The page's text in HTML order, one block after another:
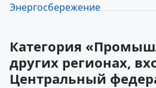
Энергосбережение
Категория
других регионах,
Центральный